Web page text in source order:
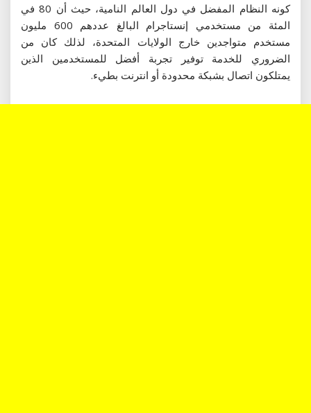
كونه النظام المفضل في دول العالم النامية، حيث أن 80 في
المئة من مستخدمي إنستاجرام البالغ عددهم 600 مليون
مستخدم متواجدين خارج الولايات المتحدة، لذلك كان من
الضروري للخدمة توفير تجربة أفضل للمستخدمين الذين
يمتلكون اتصال بشبكة محدودة أو انترنت بطيء.